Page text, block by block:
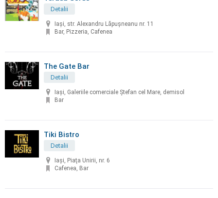
Detalii
Iași, str. Alexandru Lăpușneanu nr. 11
Bar, Pizzeria, Cafenea
The Gate Bar
Detalii
Iaşi, Galeriile comerciale Ștefan cel Mare, demisol
Bar
Tiki Bistro
Detalii
Iaşi, Piaţa Unirii, nr. 6
Cafenea, Bar